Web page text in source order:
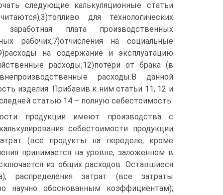
следующие калькуляционные статьи
для технологических
заработная плата производственных
рабочих;7)отчисления на социальные
на содержание и эксплуатацию
расходы;12)потери от брака (в
расходы.В данной
изделия. Прибавив к ним статьи 11, 12 и
статью 14 – полную себестоимость.
продукции имеют производства с
себестоимости продукции
(все продукты на переделе, кроме
принимается на уровне, заложенном в
из общих расходов. Оставшиеся
распределения затрат (все затраты
научно обоснованным коэффициентам);